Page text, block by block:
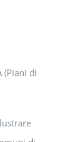
(Piani di